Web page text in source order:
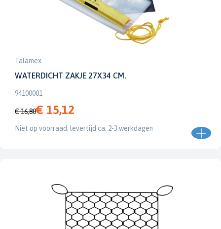
Talamex
WATERDICHT ZAKJE 27X34 CM.
94100001
€ 16,80€ 15,12
Niet op voorraad: levertijd ca. 2-3 werkdagen